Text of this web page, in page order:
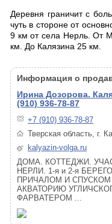
Деревня граничит с
чуть в стороне от
9 км от села Нерль. От
км. До Калязина 25 км.
Информация о
Ирина Дозорова.
(910) 936-78-87
+7 (910) 936-78-87
Тверская область, г.
kalyazin-volga.ru
ДОМА. КОТТЕДЖИ.
НЕРЛИ. 1-я и 2-я
ПРИЧАЛОМ И
АКВАТОРИЮ
ФАРВАТЕРОМ ...